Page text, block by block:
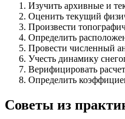
Изучить архивные и
Оценить текущий
Произвести
Определить
Провести численный
Учесть динамику
Верифицировать
Определить
Советы из